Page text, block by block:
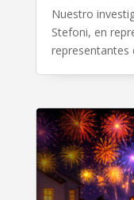
Nuestro
Stefoni, en
representantes